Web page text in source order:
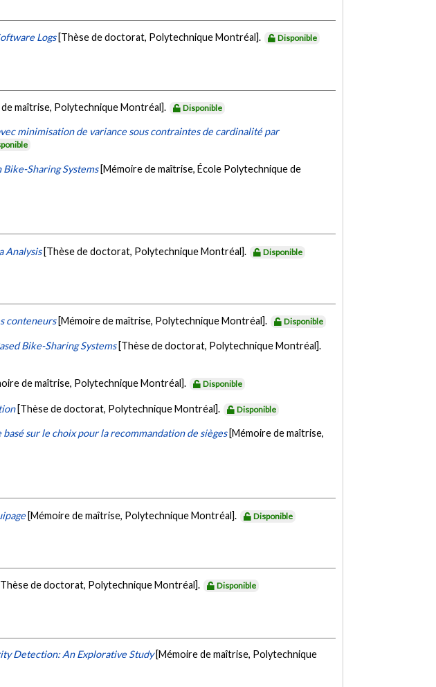
Logs [Thèse de doctorat, Polytechnique Montréal]. Disponible
maîtrise, Polytechnique Montréal]. Disponible
minimisation de variance sous contraintes de cardinalité par
Sharing Systems [Mémoire de maîtrise, École Polytechnique de
Analysis [Thèse de doctorat, Polytechnique Montréal]. Disponible
conteneurs [Mémoire de maîtrise, Polytechnique Montréal]. Disponible
Bike-Sharing Systems [Thèse de doctorat, Polytechnique Montréal].
de maîtrise, Polytechnique Montréal]. Disponible
[Thèse de doctorat, Polytechnique Montréal]. Disponible
sur le choix pour la recommandation de sièges [Mémoire de maîtrise,
[Mémoire de maîtrise, Polytechnique Montréal]. Disponible
de doctorat, Polytechnique Montréal]. Disponible
Detection: An Explorative Study [Mémoire de maîtrise, Polytechnique